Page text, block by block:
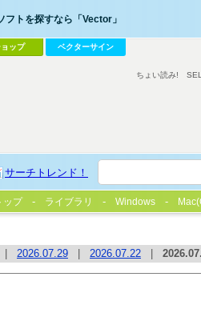
フトを探すなら「Vector」
ップ ベクターサイン
サーチトレンド！
ちょい読み!
ップ ライブラリ Windows
2026.07.29 2026.07.22